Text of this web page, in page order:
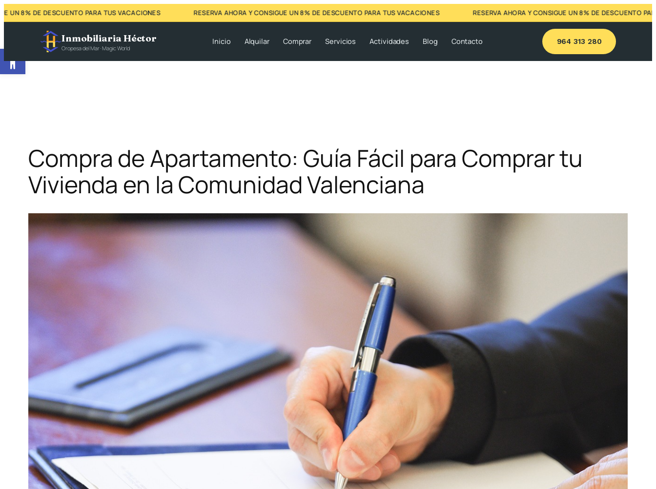
Abrir barra de herramientas
Saltar
al
contenido
DESCUENTO PARA TUS VACACIONES RESERVA AHORA Y CONSIGUE UN 8% DE DESCUENTO PARA TUS VACACIONES RESERVA AHORA Y CONSIGUE UN 8% DE DESCUENTO PARA TUS
Inmobiliaria Héctor
Oropesa del Mar · Magic World
Inicio Alquilar Comprar Servicios Actividades Blog Contacto 964 313 280
Compra de Apartamento: Guía Fácil para Comprar tu
Vivienda en la Comunidad Valenciana